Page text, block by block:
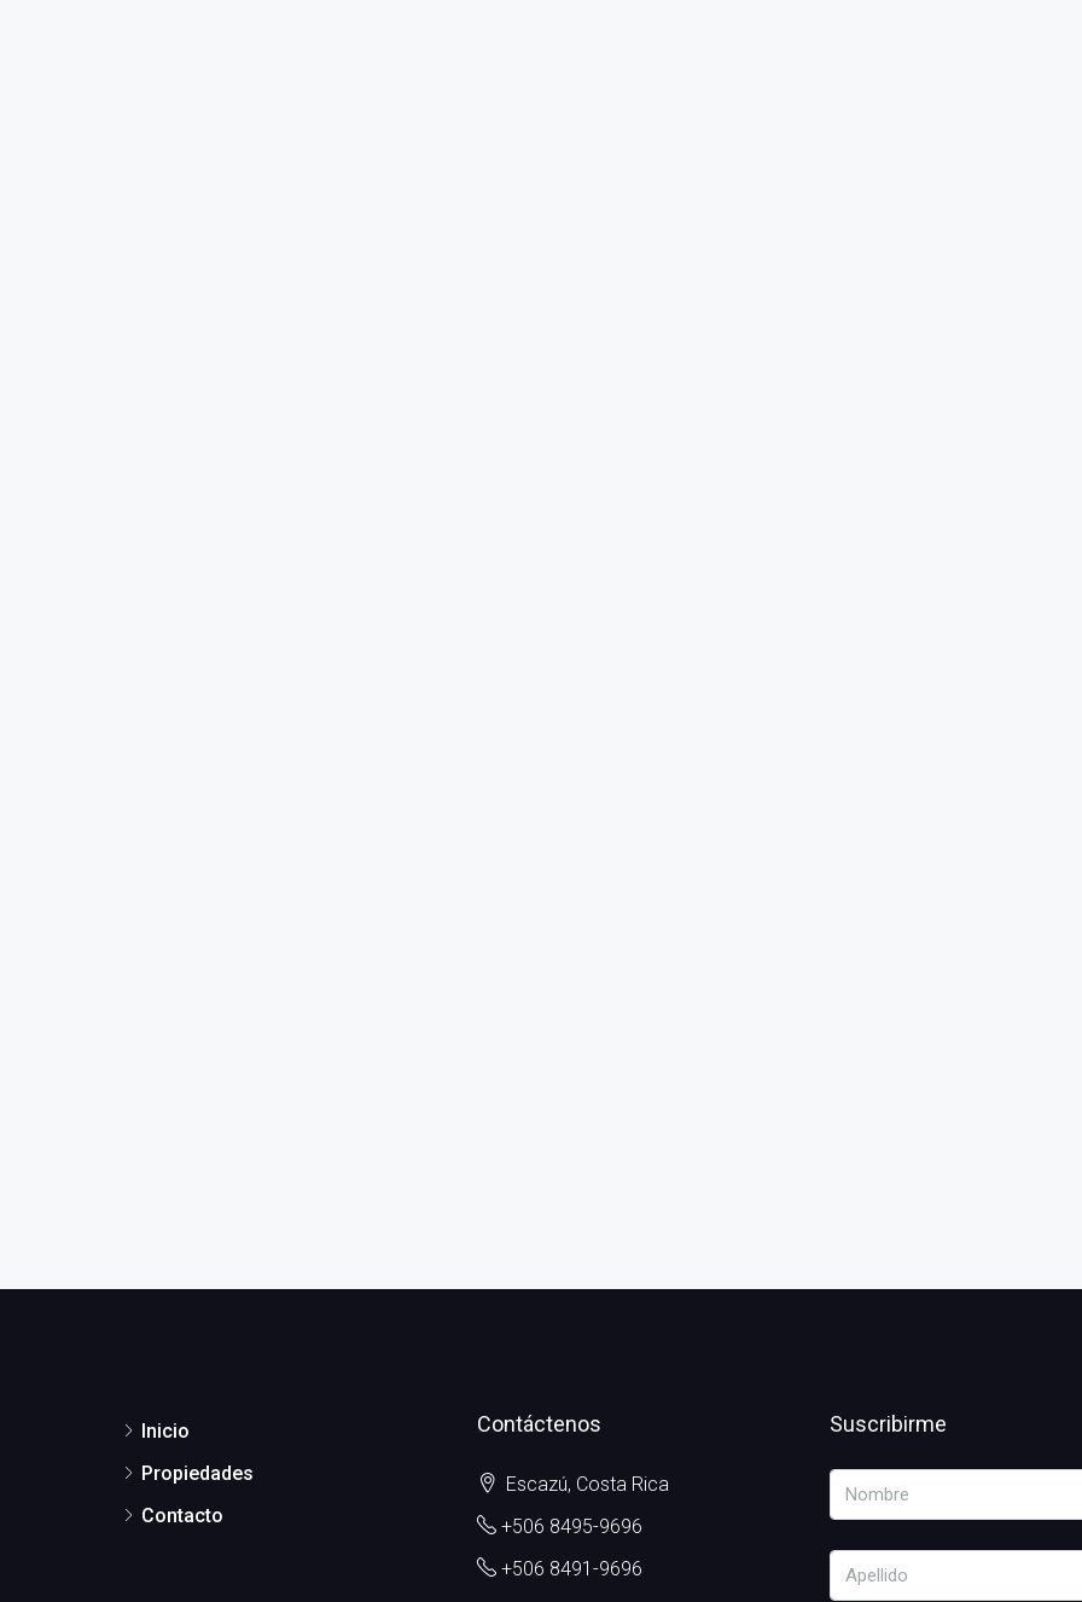
Inicio
Propiedades
Contacto
Contáctenos
Escazú, Costa Rica
+506 8495-9696
+506 8491-9696
Suscribirme